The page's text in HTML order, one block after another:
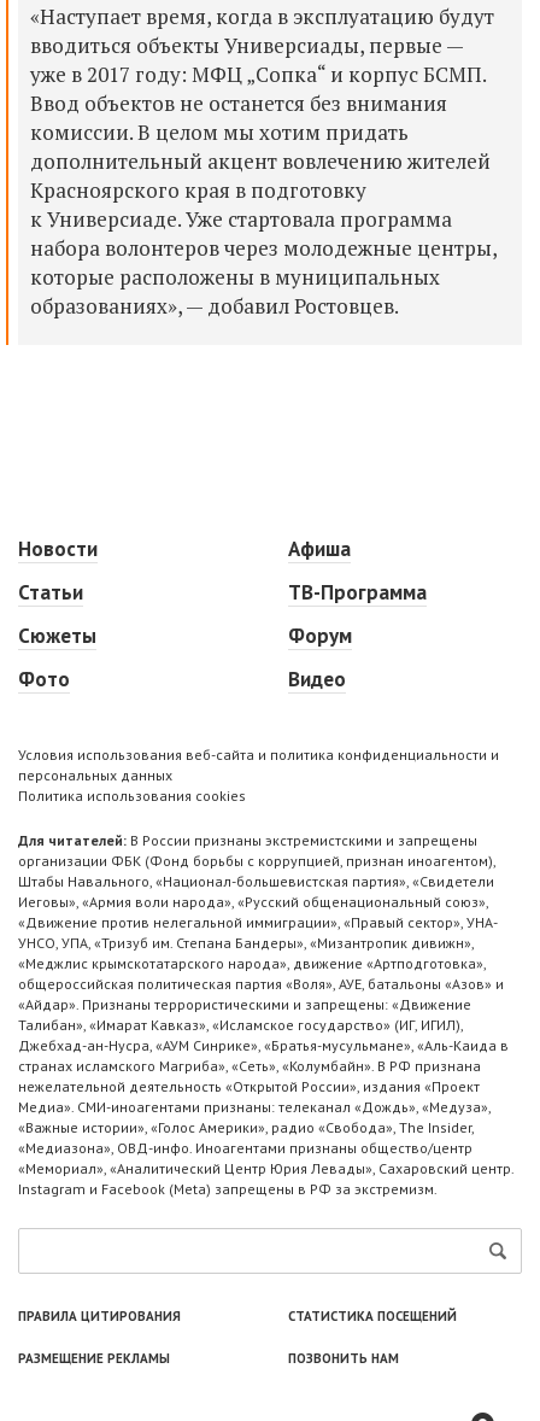
«Наступает время, когда в эксплуатацию будут
вводиться объекты Универсиады, первые —
уже в 2017 году: МФЦ „Сопка“ и корпус БСМП.
Ввод объектов не останется без внимания
комиссии. В целом мы хотим придать
дополнительный акцент вовлечению жителей
Красноярского края в подготовку
к Универсиаде. Уже стартовала программа
набора волонтеров через молодежные центры,
которые расположены в муниципальных
образованиях», — добавил Ростовцев.
Новости
Статьи
Сюжеты
Фото
Афиша
ТВ-Программа
Форум
Видео
Условия использования веб-сайта и политика конфиденциальности и
персональных данных
Политика использования cookies
Для читателей: В России признаны экстремистскими и запрещены
организации ФБК (Фонд борьбы с коррупцией, признан иноагентом),
Штабы Навального, «Национал-большевистская партия», «Свидетели
Иеговы», «Армия воли народа», «Русский общенациональный союз»,
«Движение против нелегальной иммиграции», «Правый сектор», УНА-
УНСО, УПА, «Тризуб им. Степана Бандеры», «Мизантропик дивижн»,
«Меджлис крымскотатарского народа», движение «Артподготовка»,
общероссийская политическая партия «Воля», АУЕ, батальоны «Азов» и
«Айдар». Признаны террористическими и запрещены: «Движение
Талибан», «Имарат Кавказ», «Исламское государство» (ИГ, ИГИЛ),
Джебхад-ан-Нусра, «АУМ Синрике», «Братья-мусульмане», «Аль-Каида в
странах исламского Магриба», «Сеть», «Колумбайн». В РФ признана
нежелательной деятельность «Открытой России», издания «Проект
Медиа». СМИ-иноагентами признаны: телеканал «Дождь», «Медуза»,
«Важные истории», «Голос Америки», радио «Свобода», The Insider,
«Медиазона», ОВД-инфо. Иноагентами признаны общество/центр
«Мемориал», «Аналитический Центр Юрия Левады», Сахаровский центр.
Instagram и Facebook (Metа) запрещены в РФ за экстремизм.
ПРАВИЛА ЦИТИРОВАНИЯ СТАТИСТИКА ПОСЕЩЕНИЙ
РАЗМЕЩЕНИЕ РЕКЛАМЫ ПОЗВОНИТЬ НАМ